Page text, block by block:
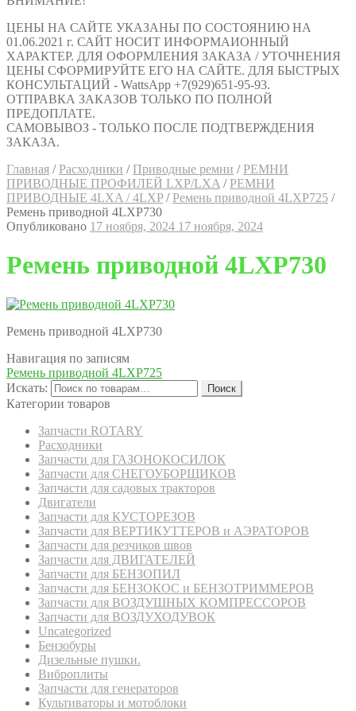
ЦЕНЫ НА САЙТЕ УКАЗАНЫ ПО СОСТОЯНИЮ НА
01.06.2021 г. САЙТ НОСИТ ИНФОРМАИОННЫЙ
ХАРАКТЕР. ДЛЯ ОФОРМЛЕНИЯ ЗАКАЗА / УТОЧНЕНИЯ
ЦЕНЫ СФОРМИРУЙТЕ ЕГО НА САЙТЕ. ДЛЯ БЫСТРЫХ
КОНСУЛЬТАЦИЙ - WattsApp +7(929)651-95-93.
ОТПРАВКА ЗАКАЗОВ ТОЛЬКО ПО ПОЛНОЙ
ПРЕДОПЛАТЕ.
САМОВЫВОЗ - ТОЛЬКО ПОСЛЕ ПОДТВЕРЖДЕНИЯ
ЗАКАЗА.
Главная / Расходники / Приводные ремни / РЕМНИ
ПРИВОДНЫЕ ПРОФИЛЕЙ LXP/LXA / РЕМНИ
ПРИВОДНЫЕ 4LXA / 4LXP / Ремень приводной 4LXP725 /
Ремень приводной 4LXP730
Опубликовано 17 ноября, 2024 17 ноября, 2024
Ремень приводной 4LXP730
Ремень приводной 4LXP730
Навигация по записям
Ремень приводной 4LXP725
Искать:
Поиск
Категории товаров
Запчасти ROTARY
Расходники
Запчасти для ГАЗОНОКОСИЛОК
Запчасти для СНЕГОУБОРЩИКОВ
Запчасти для садовых тракторов
Двигатели
Запчасти для КУСТОРЕЗОВ
Запчасти для ВЕРТИКУТТЕРОВ и АЭРАТОРОВ
Запчасти для резчиков швов
Запчасти для ДВИГАТЕЛЕЙ
Запчасти для БЕНЗОПИЛ
Запчасти для БЕНЗОКОС и БЕНЗОТРИММЕРОВ
Запчасти для ВОЗДУШНЫХ КОМПРЕССОРОВ
Запчасти для ВОЗДУХОДУВОК
Uncategorized
Бензобуры
Дизельные пушки.
Виброплиты
Запчасти для генераторов
Культиваторы и мотоблоки